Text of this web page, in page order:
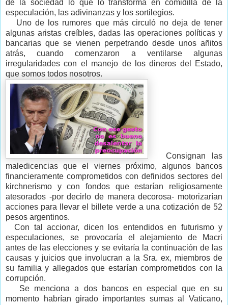
de la sociedad lo que lo transforma en comidilla de la
especulación, las adivinanzas y los sortilegios.
Uno de los rumores que más circuló no deja de tener
algunas aristas creíbles, dadas las operaciones políticas y
bancarias que se vienen perpetrando desde unos añitos
atrás, cuando comenzaron a ventilarse algunas
irregularidades con el manejo de los dineros del Estado,
que somos todos nosotros.
Consignan las
maledicencias que el viernes próximo, algunos bancos
financieramente comprometidos con definidos sectores del
kirchnerismo y con fondos que estarían religiosamente
atesorados -por decirlo de manera decorosa- motorizarían
acciones para llevar el billete verde a una cotización de 52
pesos argentinos.
Con tal accionar, dicen los entendidos en futurismo y
especulaciones, se provocaría el alejamiento de Macri
antes de las elecciones y se evitaría la continuación de las
causas y juicios que involucran a la Sra. ex, miembros de
su familia y allegados que estarían comprometidos con la
corrupción.
Se menciona a dos bancos en especial que en su
momento habrían girado importantes sumas al Vaticano,